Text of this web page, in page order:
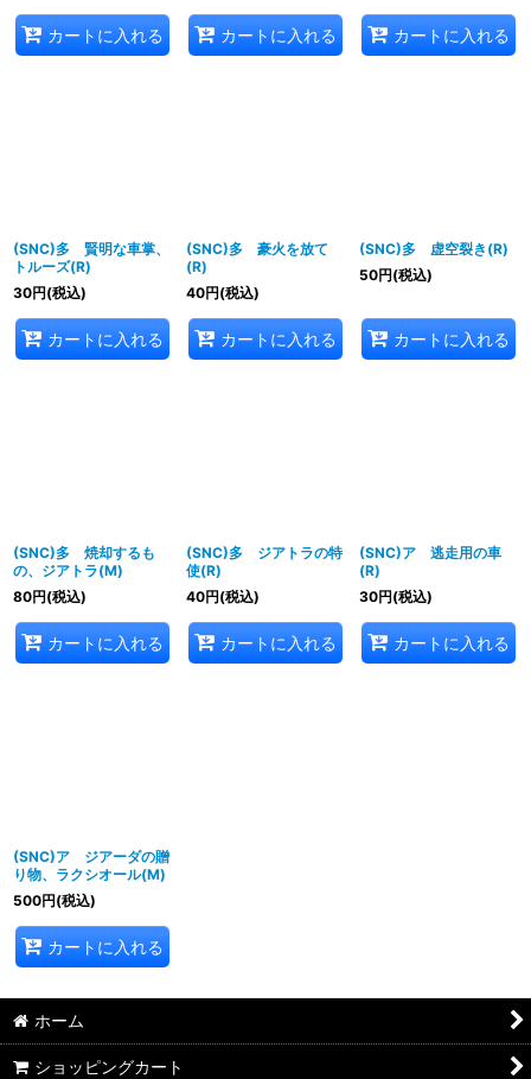
カートに入れる カートに入れる カートに入れる
(SNC)多 賢明な車掌、
トルーズ(R)
30円(税込)
カートに入れる
(SNC)多 豪火を放て
(R)
40円(税込)
カートに入れる
(SNC)多 虚空裂き(R)
50円(税込)
カートに入れる
(SNC)多 焼却するも
の、ジアトラ(M)
80円(税込)
カートに入れる
(SNC)多 ジアトラの特
使(R)
40円(税込)
カートに入れる
(SNC)ア 逃走用の車
(R)
30円(税込)
カートに入れる
(SNC)ア ジアーダの贈
り物、ラクシオール(M)
500円(税込)
カートに入れる
ホーム
ショッピングカート